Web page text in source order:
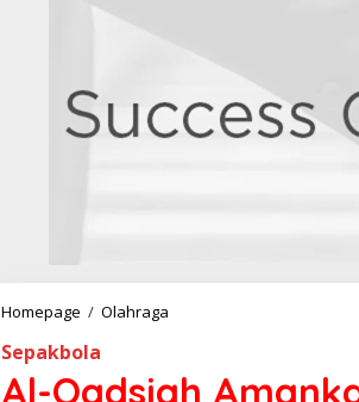
Homepage / Olahraga
a
Sepakbola
Al-Qadsiah